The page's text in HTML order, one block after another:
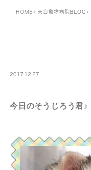
HOME 天白動物病院BLOG
2017.12.27
今日のそうじろう君♪